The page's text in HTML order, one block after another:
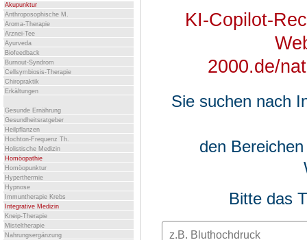
Akupunktur
Anthroposophische M.
Aroma-Therapie
Arznei-Tee
Ayurveda
Biofeedback
Burnout-Syndrom
Cellsymbiosis-Therapie
Chiropraktik
Erkältungen
Gesunde Ernährung
Gesundheitsratgeber
Heilpflanzen
Hochton-Frequenz Th.
Holistische Medizin
Homöopathie
Homöopunktur
Hyperthermie
Hypnose
Immuntherapie Krebs
Integrative Medizin
Kneip-Therapie
Misteltherapie
Nahrungsergänzung
KI-Copilot-
2000.de/
Sie suchen nach
den Bereichen
Bitte das